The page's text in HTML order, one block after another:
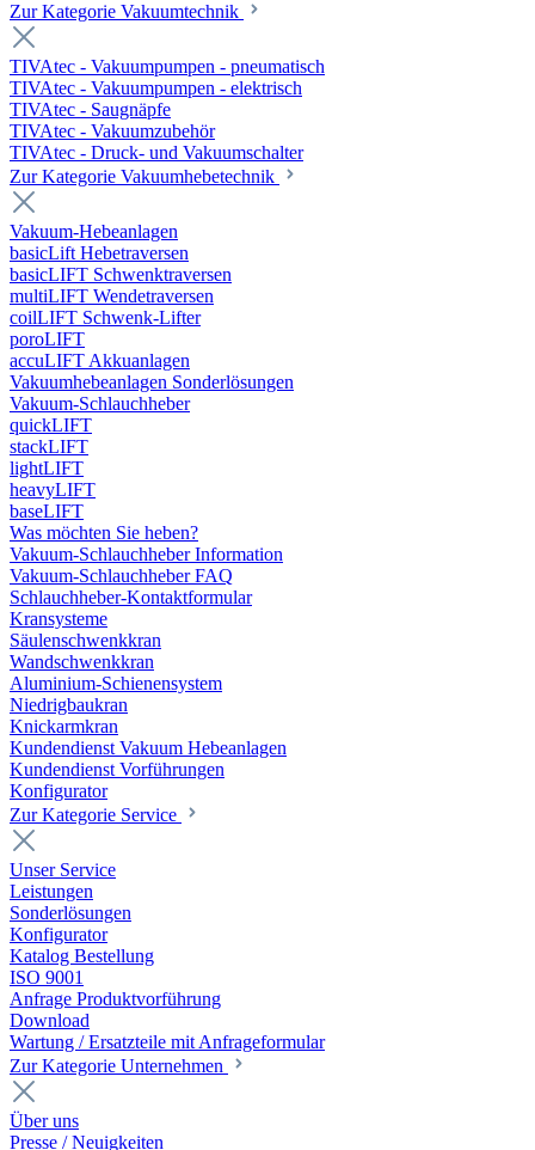
Zur Kategorie Vakuumtechnik
TIVAtec - Vakuumpumpen - pneumatisch
TIVAtec - Vakuumpumpen - elektrisch
TIVAtec - Saugnäpfe
TIVAtec - Vakuumzubehör
TIVAtec - Druck- und Vakuumschalter
Zur Kategorie Vakuumhebetechnik
Vakuum-Hebeanlagen
basicLift Hebetraversen
basicLIFT Schwenktraversen
multiLIFT Wendetraversen
coilLIFT Schwenk-Lifter
poroLIFT
accuLIFT Akkuanlagen
Vakuumhebeanlagen Sonderlösungen
Vakuum-Schlauchheber
quickLIFT
stackLIFT
lightLIFT
heavyLIFT
baseLIFT
Was möchten Sie heben?
Vakuum-Schlauchheber Information
Vakuum-Schlauchheber FAQ
Schlauchheber-Kontaktformular
Kransysteme
Säulenschwenkkran
Wandschwenkkran
Aluminium-Schienensystem
Niedrigbaukran
Knickarmkran
Kundendienst Vakuum Hebeanlagen
Kundendienst Vorführungen
Konfigurator
Zur Kategorie Service
Unser Service
Leistungen
Sonderlösungen
Konfigurator
Katalog Bestellung
ISO 9001
Anfrage Produktvorführung
Download
Wartung / Ersatzteile mit Anfrageformular
Zur Kategorie Unternehmen
Über uns
Presse / Neuigkeiten